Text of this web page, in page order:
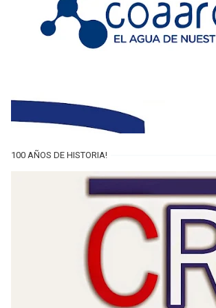
100 AÑOS DE HISTORIA!